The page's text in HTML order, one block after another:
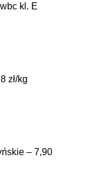
kl. E
zł/kg
– 7,90